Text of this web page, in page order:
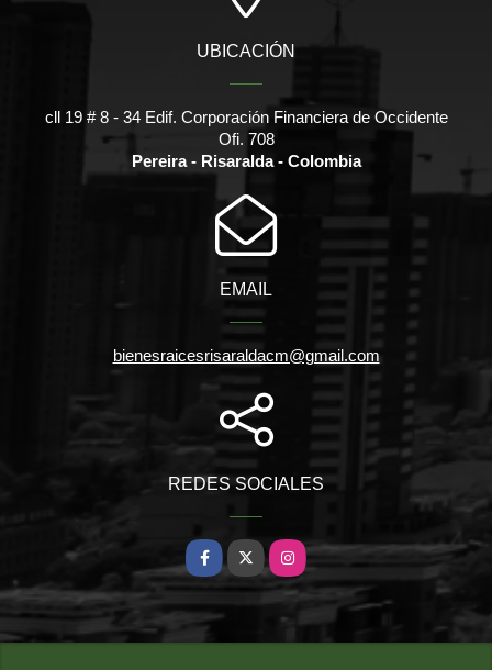
UBICACIÓN
cll 19 # 8 - 34 Edif. Corporación Financiera de Occidente
Ofi. 708
Pereira - Risaralda - Colombia
EMAIL
bienesraicesrisaraldacm@gmail.com
REDES SOCIALES
Facebook
X Instagram